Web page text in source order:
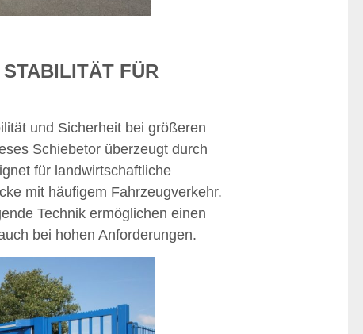
FÜR
und Sicherheit bei größeren
Schiebetor überzeugt durch
für landwirtschaftliche
mit häufigem Fahrzeugverkehr.
Technik ermöglichen einen
bei hohen Anforderungen.